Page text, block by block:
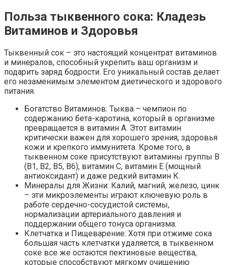
Польза тыквенного сока: Кладезь
Витаминов и Здоровья
Тыквенный сок – это настоящий концентрат витаминов
и минералов, способный укрепить ваш организм и
подарить заряд бодрости. Его уникальный состав делает
его незаменимым элементом диетического и здорового
питания.
Богатство Витаминов: Тыква – чемпион по
содержанию бета-каротина, который в организме
превращается в витамин А. Этот витамин
критически важен для хорошего зрения, здоровья
кожи и крепкого иммунитета. Кроме того, в
тыквенном соке присутствуют витамины группы В
(В1, В2, В5, В6), витамин С, витамин Е (мощный
антиоксидант) и даже редкий витамин К.
Минералы для Жизни: Калий, магний, железо, цинк
– эти микроэлементы играют ключевую роль в
работе сердечно-сосудистой системы,
нормализации артериального давления и
поддержании общего тонуса организма.
Клетчатка и Пищеварение: Хотя при отжиме сока
большая часть клетчатки удаляется, в тыквенном
соке все же остаются пектиновые вещества,
которые способствуют мягкому очищению